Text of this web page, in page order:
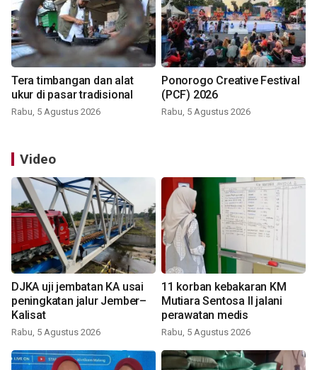
Tera timbangan dan alat
ukur di pasar tradisional
Rabu, 5 Agustus 2026
Ponorogo Creative Festival
(PCF) 2026
Rabu, 5 Agustus 2026
Video
DJKA uji jembatan KA usai
peningkatan jalur Jember–
Kalisat
Rabu, 5 Agustus 2026
11 korban kebakaran KM
Mutiara Sentosa II jalani
perawatan medis
Rabu, 5 Agustus 2026